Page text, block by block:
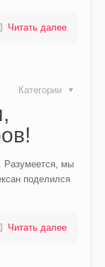
Читать далее
Категории
Разумеется, мы
поделился
Читать далее